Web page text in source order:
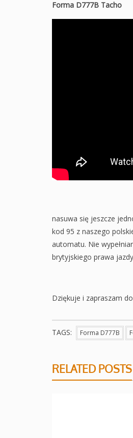
Forma D777B Tacho
nasuwa się jeszcze
kod 95 z naszego
automatu. Nie
brytyjskiego prawa
Dziękuje i zapraszam
TAGS: Forma D777B
RELATED POSTS